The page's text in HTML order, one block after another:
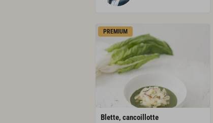
PREMIUM
Blette, cancoillotte